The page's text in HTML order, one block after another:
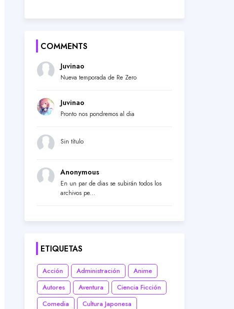
COMMENTS
Juvinao
Nueva temporada de Re Zero
Juvinao
Pronto nos pondremos al dia
Sin título
Anonymous
En un par de dias se subirán todos los
archivos pe...
ETIQUETAS
Acción Administración
Anime
Autores
Aventura
Ciencia Ficción
Comedia
Cultura Japonesa